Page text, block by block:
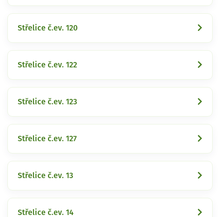
Střelice č.ev. 120
Střelice č.ev. 122
Střelice č.ev. 123
Střelice č.ev. 127
Střelice č.ev. 13
Střelice č.ev. 14